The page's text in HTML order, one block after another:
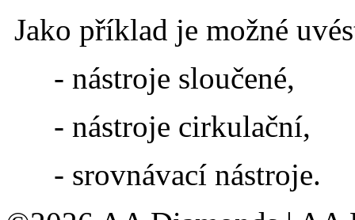
Jako příklad je možné
- nástroje sloučené,
- nástroje cirkulační,
- srovnávací nástroje.